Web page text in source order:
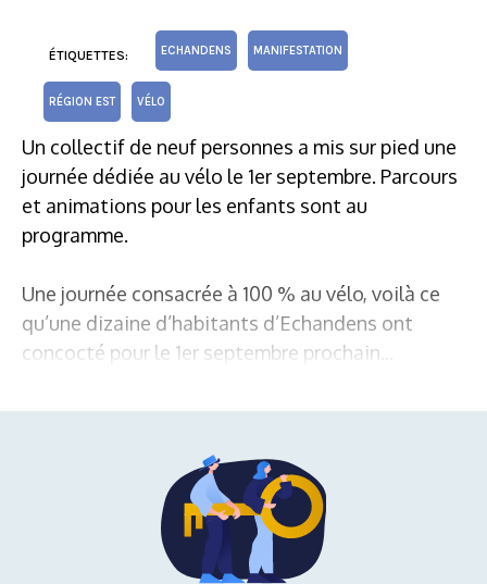
ÉTIQUETTES: ECHANDENS MANIFESTATION
RÉGION EST VÉLO
Un collectif de neuf personnes a mis sur pied une
journée dédiée au vélo le 1er septembre. Parcours
et animations pour les enfants sont au
programme.
Une journée consacrée à 100 % au vélo, voilà ce
qu’une dizaine d’habitants d’Echandens ont
concocté pour le 1er septembre prochain...